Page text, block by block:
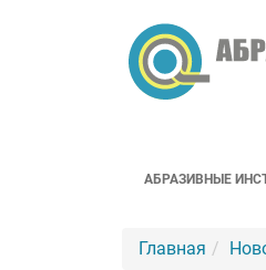
АБРАЗИВНЫЕ
Главная